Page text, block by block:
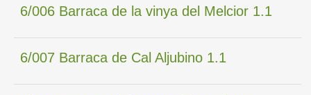
6/006 Barraca de la vinya del Melcior 1.1
6/007 Barraca de Cal Aljubino 1.1